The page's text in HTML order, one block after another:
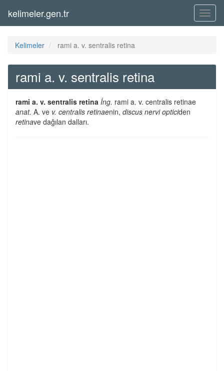
Menü
kelimeler.gen.tr
Kelimeler rami a. v. sentralis retina
rami a. v. sentralis retina
rami a. v. sentralis retina İng. rami a. v. centralis retinae
anat. A. ve v. centralis retinaenin, discus nervi opticiden
retinave dağılan dalları.